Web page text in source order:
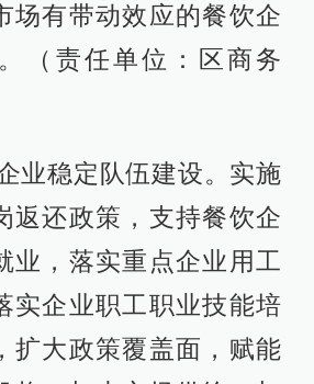
场有带动效应的餐饮企
（责任单位：区商务
业稳定队伍建设。实施
返还政策，支持餐饮企
业，落实重点企业用工
实企业职工职业技能培
扩大政策覆盖面，赋能